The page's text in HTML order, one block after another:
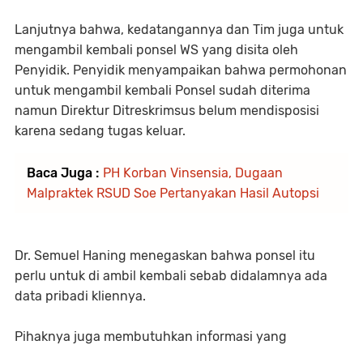
Lanjutnya bahwa, kedatangannya dan Tim juga untuk
mengambil kembali ponsel WS yang disita oleh
Penyidik. Penyidik menyampaikan bahwa permohonan
untuk mengambil kembali Ponsel sudah diterima
namun Direktur Ditreskrimsus belum mendisposisi
karena sedang tugas keluar.
Baca Juga : PH Korban Vinsensia, Dugaan
Malpraktek RSUD Soe Pertanyakan Hasil Autopsi
Dr. Semuel Haning menegaskan bahwa ponsel itu
perlu untuk di ambil kembali sebab didalamnya ada
data pribadi kliennya.
Pihaknya juga membutuhkan informasi yang